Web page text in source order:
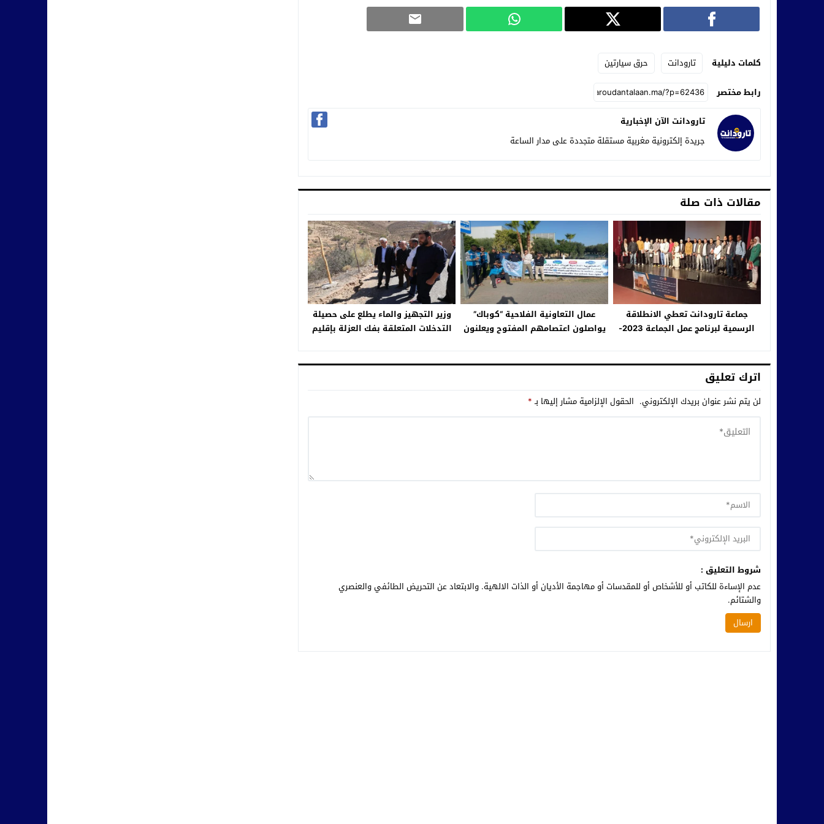
كلمات دليلية تارودانت
حرق سيارتين
رابط مختصر
تارودانت الآن الإخبارية
جريدة إلكترونية مغربية مستقلة متجددة على مدار الساعة
مقالات ذات صلة
جماعة تارودانت تعطي الانطلاقة
الرسمية لبرنامج عمل الجماعة 2023-
عمال التعاونية الفلاحية “كوباك”
يواصلون اعتصامهم المفتوح ويعلنون
وزير التجهيز والماء يطلع على حصيلة
التدخلات المتعلقة بفك العزلة بإقليم
اترك تعليق
لن يتم نشر عنوان بريدك الإلكتروني. الحقول الإلزامية مشار إليها بـ*
شروط التعليق :
عدم الإساءة للكاتب أو للأشخاص أو للمقدسات أو مهاجمة الأديان أو الذات الالهية. والابتعاد عن التحريض الطائفي والعنصري
والشتائم.